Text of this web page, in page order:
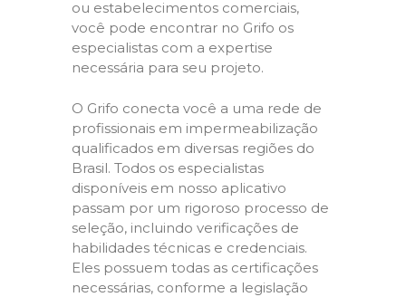
ou estabelecimentos comerciais,
você pode encontrar no Grifo os
especialistas com a expertise
necessária para seu projeto.
O Grifo conecta você a uma rede de
profissionais em impermeabilização
qualificados em diversas regiões do
Brasil. Todos os especialistas
disponíveis em nosso aplicativo
passam por um rigoroso processo de
seleção, incluindo verificações de
habilidades técnicas e credenciais.
Eles possuem todas as certificações
necessárias, conforme a legislação